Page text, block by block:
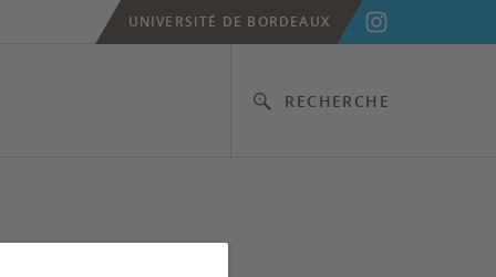
RECHERCHE
UNIVERSITÉ DE BORDEAUX